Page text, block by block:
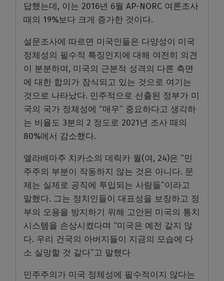
답했는데, 이는 2016년 6월 AP-NORC 여론조사
때의 19%보다 크게 증가한 것이다.
설문조사에 따르면 미국인들은 다양성이 미국
정체성의 필수적 특징인지에 대해 여전히 의견
이 분분하며, 미국의 근본적 성격의 다른 측면
에 대한 합의가 잠식되고 있는 것으로 여기는
것으로 나타났다. 민주적으로 선출된 정부가 미
국의 국가 정체성에 “매우” 중요하다고 생각하
는 비율도 3분의 2 정도로 2021년 조사 때의
80%에서 감소했다.
앨라배마주 치카소의 데릭카 월(여, 24)은 “민
주주의 부분이 작동하지 않는 것은 아니다. 문
제는 실제로 공직에 투입되는 사람들”이라고
말했다. 그는 정치인들이 대표성을 보장하고 정
부의 오용을 방지하기 위해 고안된 미국의 통치
시스템을 손상시켰다며 “미국은 예전 같지 않
다. 우리 건국의 아버지들이 지금의 모습에 다
소 실망할 것 같다”고 말했다
민주주의가 미국 정체성에 필수적이지 않다는